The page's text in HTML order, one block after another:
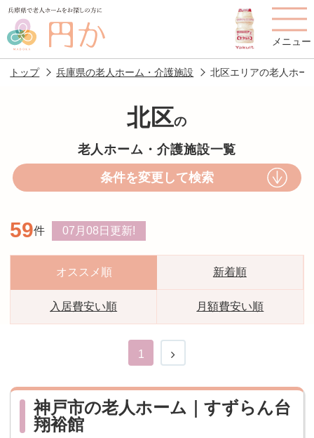
メニュー
老人ホームを
円かについて 費用について
老人ホームの種類
スタッフ紹介
おすすめ施設特集 施設関係者の方へ
トップ 兵庫県の老人ホーム・介護施設 北区エリアの老人ホー
北区の
老人ホーム・介護施設一覧
条件を変更して検索
59件 07月08日 更新!
オススメ順 新着順
入居費安い順 月額費安い順
1
神戸市の老人ホーム｜すずらん台
翔裕館